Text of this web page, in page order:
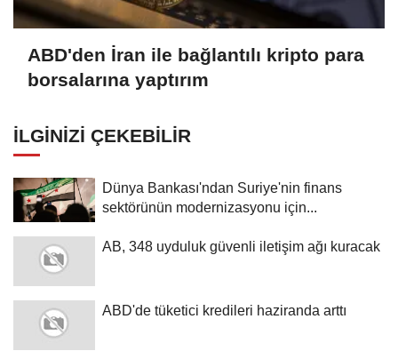
ABD'den İran ile bağlantılı kripto para
borsalarına yaptırım
İLGINIZI ÇEKEBILIR
Dünya Bankası'ndan Suriye'nin finans
sektörünün modernizasyonu için...
AB, 348 uyduluk güvenli iletişim ağı kuracak
ABD'de tüketici kredileri haziranda arttı